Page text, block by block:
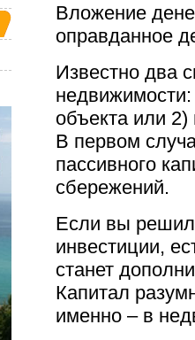
Вложение
оправданное
Известно два
объекта или
В первом
пассивного
сбережений.
Если вы
инвестиции,
станет
Капитал
именно – в